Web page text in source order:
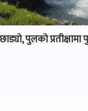
पुलको